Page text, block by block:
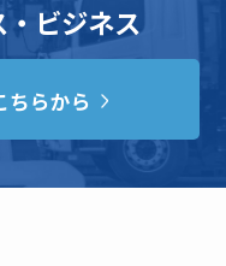
ビジネス
ちらから